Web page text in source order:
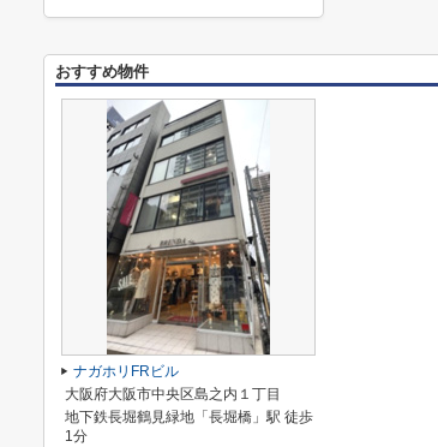
おすすめ物件
ナガホリFRビル
大阪府大阪市中央区島之内１丁目
地下鉄長堀鶴見緑地「長堀橋」駅 徒歩
1分